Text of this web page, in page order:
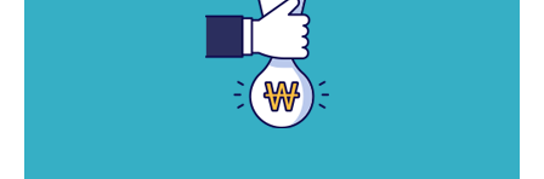
문서 기록물 행정박물